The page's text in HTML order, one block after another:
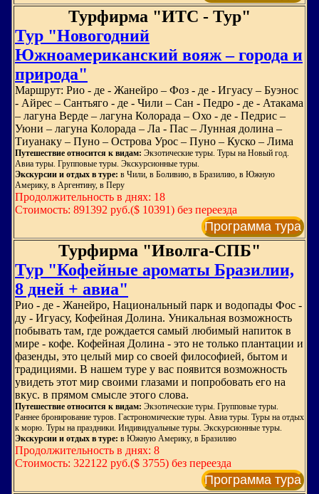
Турфирма "ИТС - Тур"
Тур "Новогодний
Южноамериканский вояж – города и
природа"
Маршрут: Рио - де - Жанейро – Фоз - де - Игуасу – Буэнос
- Айрес – Сантьяго - де - Чили – Сан - Педро - де - Атакамa
– лагуна Верде – лагуна Колорада – Oхо - де - Педрис –
Уюни – лагуна Колорада – Ла - Пас – Лунная долина –
Тиуанаку – Пуно – Острова Урос – Пуно – Куско – Лима
Путешествие относится к видам: Экзотические туры. Туры на Новый год.
Авиа туры. Групповые туры. Экскурсионные туры.
Экскурсии и отдых в туре: в Чили, в Боливию, в Бразилию, в Южную
Америку, в Аргентину, в Перу
Продолжительность в днях: 18
Стоимость: 891392 руб.($ 10391) без переезда
Программа тура
Турфирма "Иволга-СПБ"
Тур "Кофейные ароматы Бразилии,
8 дней + авиа"
Рио - де - Жанейро, Национальный парк и водопады Фос -
ду - Игуасу, Кофейная Долина. Уникальная возможность
побывать там, где рождается самый любимый напиток в
мире - кофе. Кофейная Долина - это не только плантации и
фазенды, это целый мир со своей философией, бытом и
традициями. В нашем туре у вас появится возможность
увидеть этот мир своими глазами и попробовать его на
вкус. в прямом смысле этого слова.
Путешествие относится к видам: Экзотические туры. Групповые туры.
Раннее бронирование туров. Гастрономические туры. Авиа туры. Туры на отдых
к морю. Туры на праздники. Индивидуальные туры. Экскурсионные туры.
Экскурсии и отдых в туре: в Южную Америку, в Бразилию
Продолжительность в днях: 8
Стоимость: 322122 руб.($ 3755) без переезда
Программа тура